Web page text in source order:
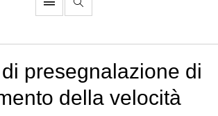
presegnalazione di
della velocità